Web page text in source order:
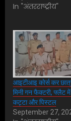
In "अंतरराष्ट्रीय"
आइटीआइ कोर्स कर
मिनी गन फैक्टरी, फ्लैट
कट्टा और पिस्टल
September 27,